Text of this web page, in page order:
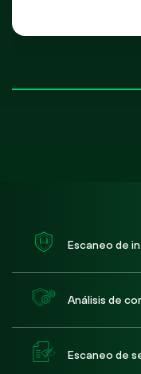
Escaneo de
Análisis de
Escaneo de